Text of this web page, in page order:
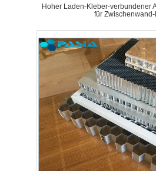
Hoher Laden-Kleber-verbundener
für Zwischenwand-